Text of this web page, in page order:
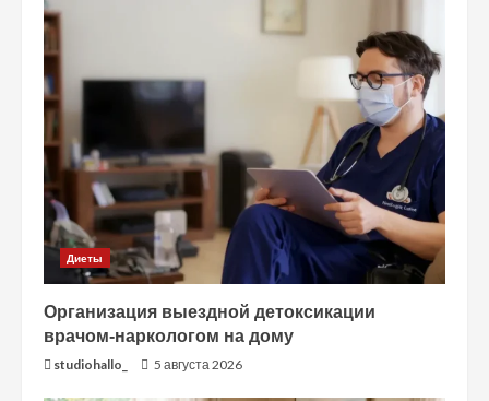
Диеты
Организация выездной детоксикации
врачом-наркологом на дому
studiohallo_ 5 августа 2026